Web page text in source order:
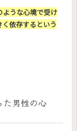
ような心境で受け
依存するという
男性の心